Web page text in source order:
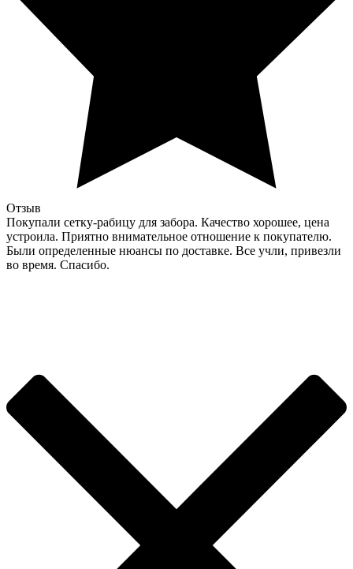
Отзыв
Покупали сетку-рабицу для забора. Качество хорошее, цена
устроила. Приятно внимательное отношение к покупателю.
Были определенные нюансы по доставке. Все учли, привезли
во время. Спасибо.